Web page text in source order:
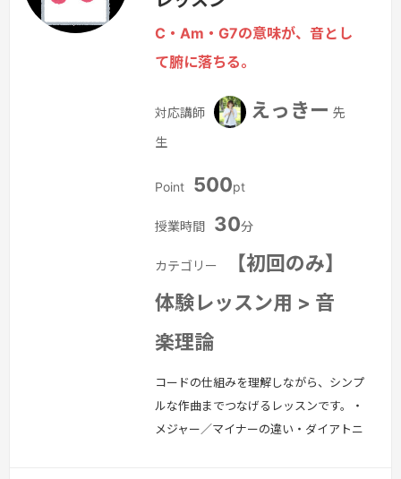
C・Am・G7の意味が、音とし
て腑に落ちる。
対応講師 えっきー 先
生
Point 500pt
授業時間 30分
カテゴリー
【初回のみ】
体験レッスン用 > 音
楽理論
コードの仕組みを理解しながら、シンプ
ルな作曲までつなげるレッスンです。・
メジャー／マイナーの違い・ダイアトニ